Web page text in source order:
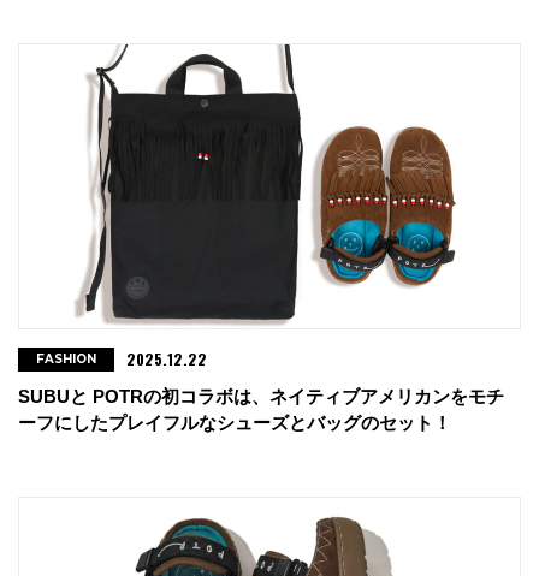
SUBUと POTRの初コラボは、ネイティブアメリカンをモチ
ーフにしたプレイフルなシューズとバッグのセット！
FASHION 2025.12.22